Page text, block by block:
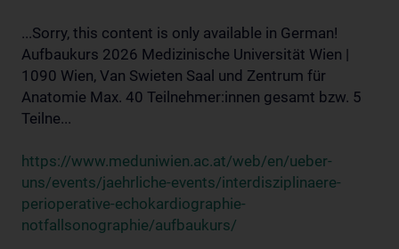
...Sorry, this content is only available in German!
Aufbaukurs 2026 Medizinische Universität Wien |
1090 Wien, Van Swieten Saal und Zentrum für
Anatomie Max. 40 Teilnehmer:innen gesamt bzw. 5
Teilne...
https://www.meduniwien.ac.at/web/en/ueber-
uns/events/jaehrliche-events/interdisziplinaere-
perioperative-echokardiographie-
notfallsonographie/aufbaukurs/